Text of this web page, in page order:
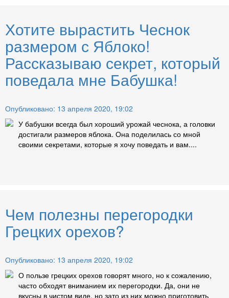
Хотите вырастить Чеснок
размером с Яблоко!
Рассказываю секрет, который
поведала мне Бабушка!
Опубликовано: 13 апреля 2020, 19:02
У бабушки всегда был хороший урожай чеснока, а головки
достигали размеров яблока. Она поделилась со мной
своими секретами, которые я хочу поведать и вам....
Чем полезны перегородки
Грецких орехов?
Опубликовано: 13 апреля 2020, 19:02
О пользе грецких орехов говорят много, но к сожалению,
часто обходят вниманием их перегородки. Да, они не
вкусны в чистом виде, но зато из них можно приготовить